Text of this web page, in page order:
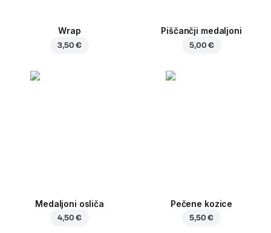
Wrap
3,50 €
Piščančji medaljoni
5,00 €
Medaljoni osliča
4,50 €
Pečene kozice
5,50 €